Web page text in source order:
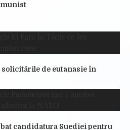
de eutanasie în
candidatura Suediei pentru